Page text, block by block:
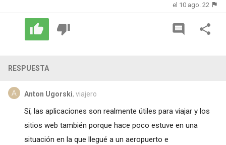
el 10 ago. 22
RESPUESTA
Anton Ugorski, viajero
Sí, las aplicaciones son realmente útiles para viajar y los
sitios web también porque hace poco estuve en una
situación en la que llegué a un aeropuerto e